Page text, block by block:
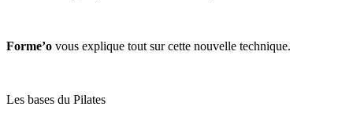
Forme’o vous explique tout sur cette nouvelle technique.
Les bases du Pilates